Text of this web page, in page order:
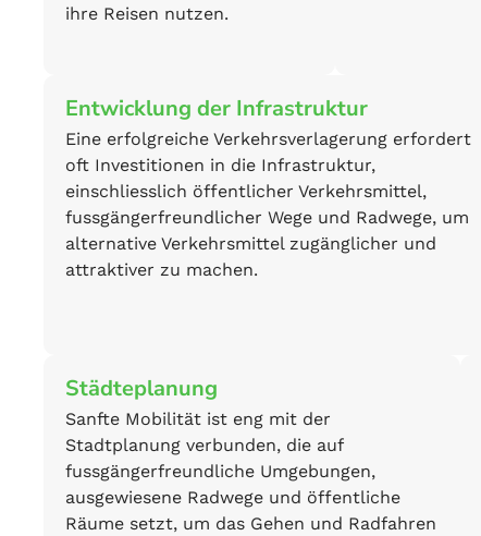
ihre Reisen nutzen.
Entwicklung der Infrastruktur
Eine erfolgreiche Verkehrsverlagerung erfordert
oft Investitionen in die Infrastruktur,
einschliesslich öffentlicher Verkehrsmittel,
fussgängerfreundlicher Wege und Radwege, um
alternative Verkehrsmittel zugänglicher und
attraktiver zu machen.
Städteplanung
Sanfte Mobilität ist eng mit der
Stadtplanung verbunden, die auf
fussgängerfreundliche Umgebungen,
ausgewiesene Radwege und öffentliche
Räume setzt, um das Gehen und Radfahren